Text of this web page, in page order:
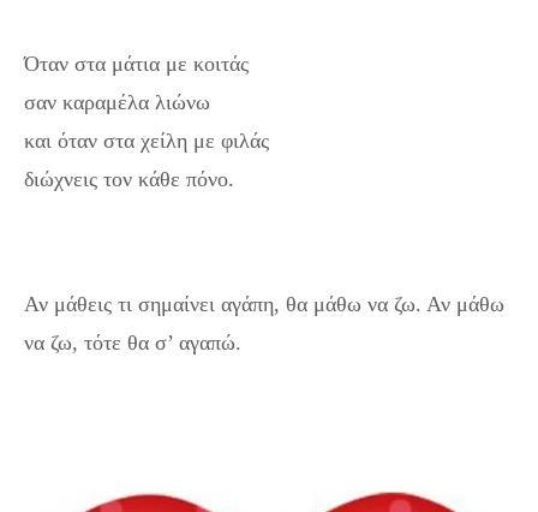
Όταν στα μάτια με κοιτάς
σαν καραμέλα λιώνω
και όταν στα χείλη με φιλάς
διώχνεις τον κάθε πόνο.
Αν μάθεις τι σημαίνει αγάπη, θα μάθω να ζω. Αν μάθω
να ζω, τότε θα σ’ αγαπώ.